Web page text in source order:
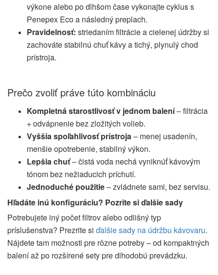
výkone alebo po dlhšom čase vykonajte cyklus s
Penepex Eco a následný preplach.
Pravidelnosť: striedaním filtrácie a cielenej údržby si
zachováte stabilnú chuť kávy a tichý, plynulý chod
prístroja.
Prečo zvoliť práve túto kombináciu
Kompletná starostlivosť v jednom balení– filtrácia
+ odvápnenie bez zložitých volieb.
Vyššia spoľahlivosť prístroja– menej usadenín,
menšie opotrebenie, stabilný výkon.
Lepšia chuť– čistá voda nechá vyniknúť kávovým
tónom bez nežiaducich príchutí.
Jednoduché použitie– zvládnete sami, bez servisu.
Hľadáte inú konfiguráciu? Pozrite si ďalšie sady
Potrebujete iný počet filtrov alebo odlišný typ
príslušenstva? Prezrite si ďalšie sady na údržbu kávovaru.
Nájdete tam možnosti pre rôzne potreby – od kompaktných
balení až po rozšírené sety pre dlhodobú prevádzku.